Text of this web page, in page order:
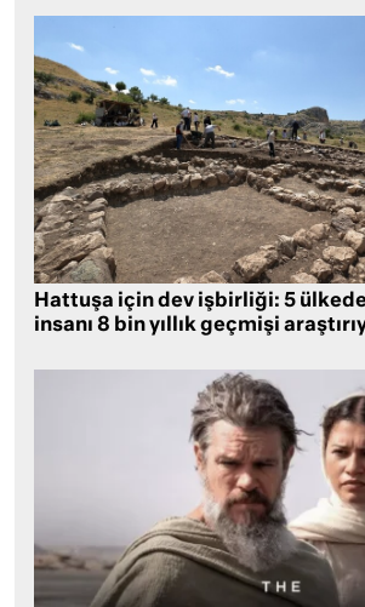
Hattuşa için dev işbirliği: 5
insanı 8 bin yıllık geçmişi